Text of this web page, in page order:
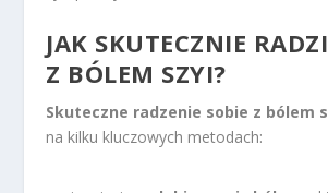
JAK SKUTECZNIE
Z BÓLEM SZYI?
Skuteczne radzenie sobie z bólem
na kilku kluczowych metodach: